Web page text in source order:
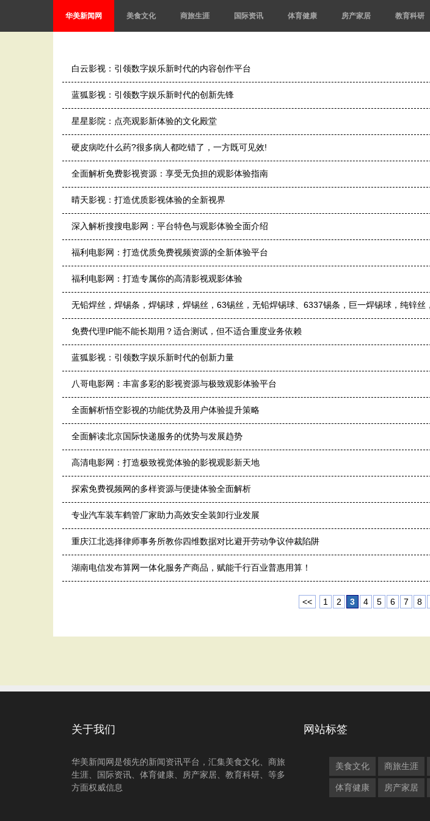
华美新闻网 美食文化 商旅生涯 国际资讯 体育健康 房产家居 教育科研
白云影视：引领数字娱乐新时代的内容创作平台
蓝狐影视：引领数字娱乐新时代的创新先锋
星星影院：点亮观影新体验的文化殿堂
硬皮病吃什么药?很多病人都吃错了，一方既可见效!
全面解析免费影视资源：享受无负担的观影体验指南
晴天影视：打造优质影视体验的全新视界
深入解析搜搜电影网：平台特色与观影体验全面介绍
福利电影网：打造优质免费视频资源的全新体验平台
福利电影网：打造专属你的高清影视观影体验
无铅焊丝，焊锡条，焊锡球，焊锡丝，63锡丝，无铅焊锡球、6337锡条，巨一焊锡球，纯锌丝
免费代理IP能不能长期用？适合测试，但不适合重度业务依赖
蓝狐影视：引领数字娱乐新时代的创新力量
八哥电影网：丰富多彩的影视资源与极致观影体验平台
全面解析悟空影视的功能优势及用户体验提升策略
全面解读北京国际快递服务的优势与发展趋势
高清电影网：打造极致视觉体验的影视观影新天地
探索免费视频网的多样资源与便捷体验全面解析
专业汽车装车鹤管厂家助力高效安全装卸行业发展
重庆江北选择律师事务所教你四维数据对比避开劳动争议仲裁陷阱
湖南电信发布算网一体化服务产商品，赋能千行百业普惠用算！
<< 1 2 3 4 5 6 7 8
关于我们
华美新闻网是领先的新闻资讯平台，汇集美食文化、商旅
生涯、国际资讯、体育健康、房产家居、教育科研、等多
方面权威信息
网站标签
美食文化 商旅生涯
体育健康 房产家居